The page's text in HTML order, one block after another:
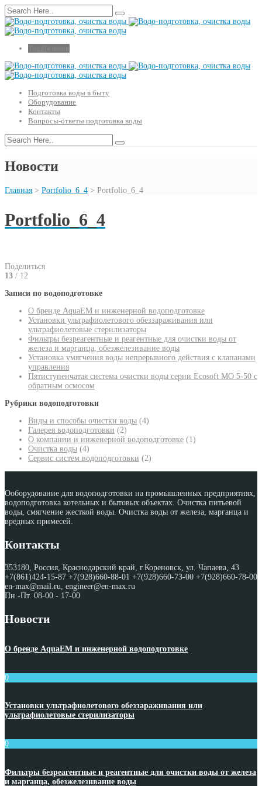
Подготовка воды в быту
Оборудование
Контакты
Вопросы-ответы подготовка воды
Новости
Главная > Portfolio_6_4 > Portfolio_6_4
Portfolio_6_4
Поделиться
13 / 12
Записи по водоподготовке
О бренде AquaEM и инженерной водоподготовке
Установки ультрафиолетового обеззараживания или
ультрафиолетовые стерилизаторы
Фильтры безреагентные и реагентные для очистки воды от
железа и марганца, обезжелезивание воды
Установка умягчения воды непрерывного действия с клапанами
управления
Пятиступенчатая система очистки воды серии Ecosoft MO 5-50 с
обратным осмосом
Рубрики водоподготовки
Виды и способы очистки воды (4)
Галерея водоподготовки (2)
О компании и инженерной водоподготовке (1)
Очистка воды (4)
Сервис систем водоподготовки (2)
Ооборудование для водоподготовки на промышленных предприятиях,
водоподготовка котельных и бытовых объектах. Очистка питьевой
воды, смягчение жесткой воды. Очистка воды от железа, марганца и
вредных примесей.
Контакты
353180, Россия, Краснодарский край, г.Кореновск, ул. Чапаева, 43
+7(861)424-15-87 +7(928)660-88-01 +7(928)660-73-00 +7(928)660-78-00
en-max@mail.ru, engineer@en-max.ru
Пн.-Пт. 08-00 - 17-00
Новости
О бренде AquaEM и инженерной водоподготовке
0
Установки ультрафиолетового обеззараживания или
ультрафиолетовые стерилизаторы
0
Фильтры безреагентные и реагентные для очистки воды от железа
и марганца, обезжелезивание воды